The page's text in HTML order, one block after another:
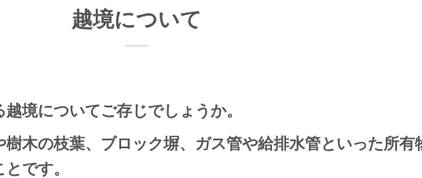
越境について
境についてご存じでしょうか。
木の枝葉、ブロック塀、ガス管や給排水管といった所有
です。